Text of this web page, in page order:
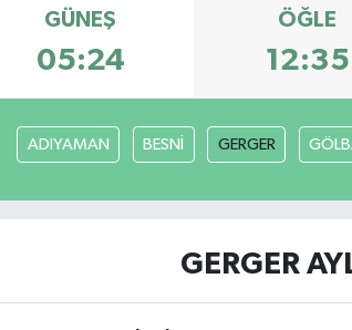
GÜNEŞ
05:24
ÖĞLE
12:35
ADIYAMAN BESNİ GERGER
GERGER